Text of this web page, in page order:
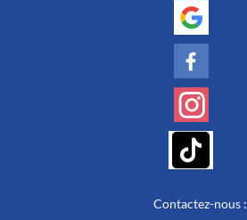
Contactez-nous :